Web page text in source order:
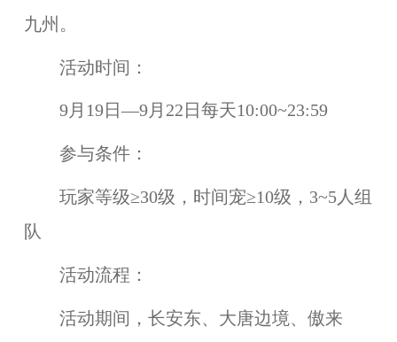
九州。
活动时间：
9月19日—9月22日每天10:00~23:59
参与条件：
玩家等级≥30级，时间宠≥10级，3~5人组
队
活动流程：
活动期间， 长安东、大唐边境、傲来